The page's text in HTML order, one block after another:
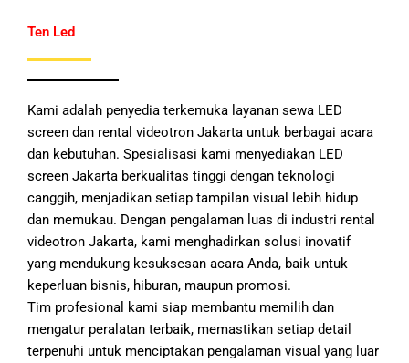
Ten Led
Kami adalah penyedia terkemuka layanan sewa LED
screen dan rental videotron Jakarta untuk berbagai acara
dan kebutuhan. Spesialisasi kami menyediakan LED
screen Jakarta berkualitas tinggi dengan teknologi
canggih, menjadikan setiap tampilan visual lebih hidup
dan memukau. Dengan pengalaman luas di industri rental
videotron Jakarta, kami menghadirkan solusi inovatif
yang mendukung kesuksesan acara Anda, baik untuk
keperluan bisnis, hiburan, maupun promosi.
Tim profesional kami siap membantu memilih dan
mengatur peralatan terbaik, memastikan setiap detail
terpenuhi untuk menciptakan pengalaman visual yang luar